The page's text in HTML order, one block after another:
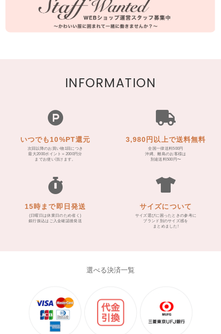
INFORMATION
いつでも10%PT還元
次回以降のお買い物1回につき
最大2000ポイント＝2000円分
までお使い頂けます。
3,980円以上で送料無料
全国一律送料500円
沖縄、離島のお客様は
別途送料500円〜
15時まで即日発送
(日曜日は休業日のため省く)
銀行振込はご入金確認後発送
サイズについて
サイズ選びに困ったときの参考に
ブランド別のサイズ感を
まとめました!
選べる決済一覧